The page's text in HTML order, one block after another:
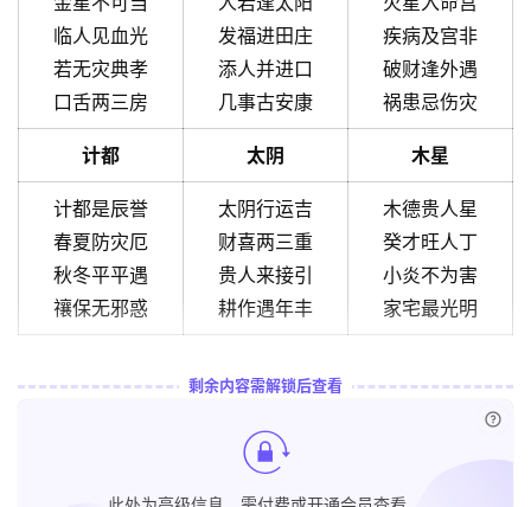
临人见血光
若无灾典孝
口舌两三房
发福进田庄
添人并进口
几事古安康
疾病及宫非
破财逢外遇
祸患忌伤灾
计都 太阴 木星
计都是辰誉
春夏防灾厄
秋冬平平遇
禳保无邪惑
太阴行运吉
财喜两三重
贵人来接引
耕作遇年丰
木德贵人星
癸才旺人丁
小炎不为害
家宅最光明
剩余内容需解锁后查看